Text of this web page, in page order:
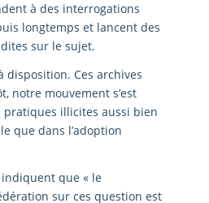
à des interrogations
longtemps et lancent des
sur le sujet.
disposition. Ces archives
notre mouvement s’est
pratiques illicites aussi bien
que dans l’adoption
que « le
sur ces question est